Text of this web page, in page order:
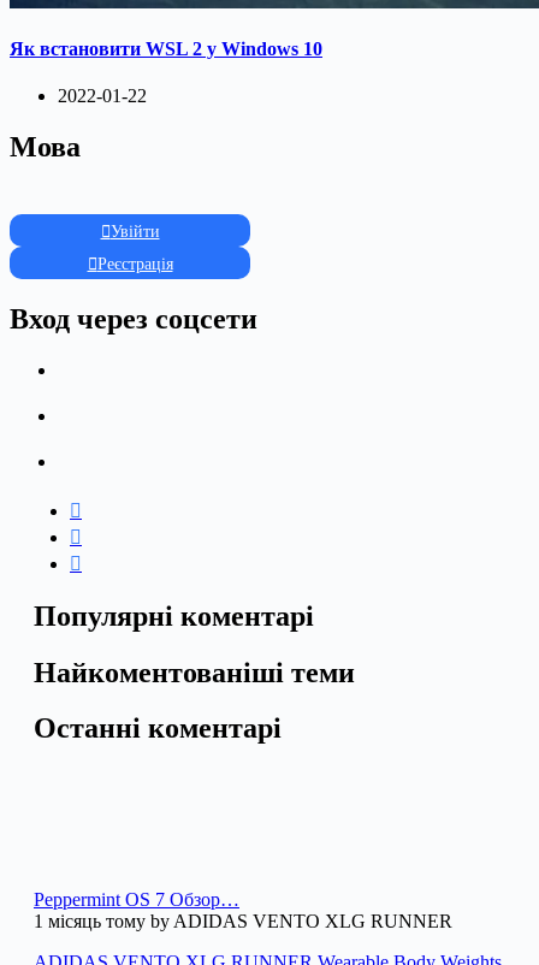
Як встановити WSL 2 у Windows 10
2022-01-22
Мова
Увійти
Реєстрація
Вход через соцсети
Популярні коментарі
Найкоментованіші теми
Останні коментарі
Peppermint OS 7 Обзор…
1 місяць тому by ADIDAS VENTO XLG RUNNER